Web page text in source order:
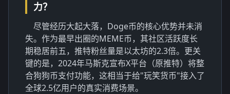
力？
尽管经历大起大落，Doge币的核心优势并未消
失。作为最早出圈的MEME币，其社区活跃度长
期稳居前五，推特粉丝量是以太坊的2.3倍。更关
键的是，2024年马斯克宣布X平台（原推特）将整
合狗狗币支付功能，这相当于给"玩笑货币"接入了
全球2.5亿用户的真实消费场景。